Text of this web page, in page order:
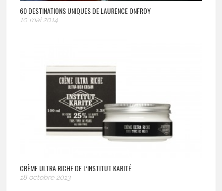
60 DESTINATIONS UNIQUES DE LAURENCE ONFROY
10 mai 2014
CRÈME ULTRA RICHE DE L’INSTITUT KARITÉ
18 octobre 2013